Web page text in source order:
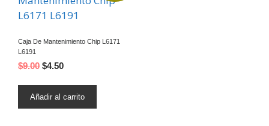
Caja De Mantenimiento Chip L6171
L6191
$9.00 $4.50
Añadir al carrito